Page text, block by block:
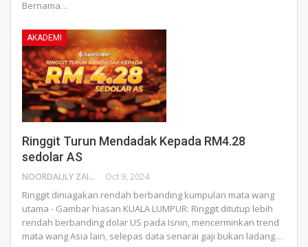
Bernama…
AKADEMI
Ringgit Turun Mendadak Kepada RM4.28
sedolar AS
NOORDALILY ZAINAL ABIDIN Oct 9, 2024
Ringgit diniagakan rendah berbanding kumpulan mata wang
utama - Gambar hiasan KUALA LUMPUR: Ringgit ditutup lebih
rendah berbanding dolar US pada Isnin, mencerminkan trend
mata wang Asia lain, selepas data senarai gaji bukan ladang…